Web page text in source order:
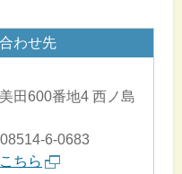
わせ先
田600番地4 西ノ島
6-0683
ちら